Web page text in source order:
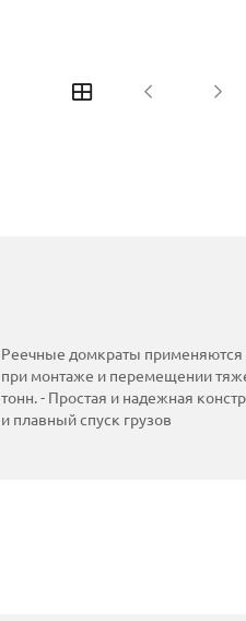
Реечные домкраты применяются
при монтаже и перемещении
тонн. - Простая и надежная
и плавный спуск грузов